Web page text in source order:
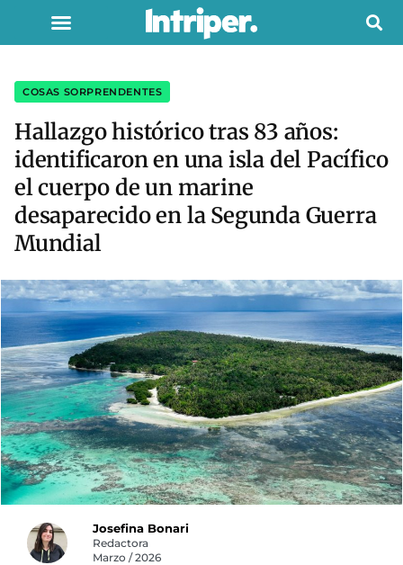
COSAS SORPRENDENTES
Hallazgo histórico tras 83 años:
identificaron en una isla del Pacífico
el cuerpo de un marine
desaparecido en la Segunda Guerra
Mundial
Josefina Bonari
Redactora
Marzo / 2026